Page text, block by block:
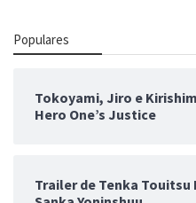
Populares
Tokoyami, Jiro e
Hero One’s Justice
Trailer de Tenka Touitsu